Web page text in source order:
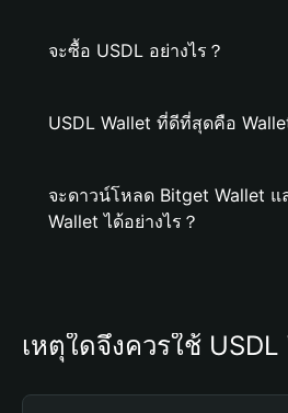
จะซื้อ USDL อย่างไร？
USDL Wallet ที่ดีที่สุดคือ
จะดาวน์โหลด Bitget Wallet แ
Wallet ได้อย่างไร？
เหตุใดจึงควรใช้